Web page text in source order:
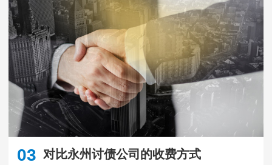
03 对比永州讨债公司的收费方式